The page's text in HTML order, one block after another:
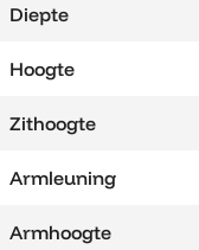
Diepte
Hoogte
Zithoogte
Armleuning
Armhoogte